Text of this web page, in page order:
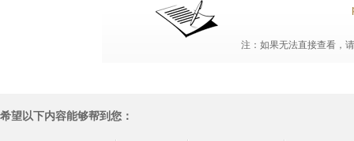
注：如果无法直接查看，
希望以下内容能够帮到您：